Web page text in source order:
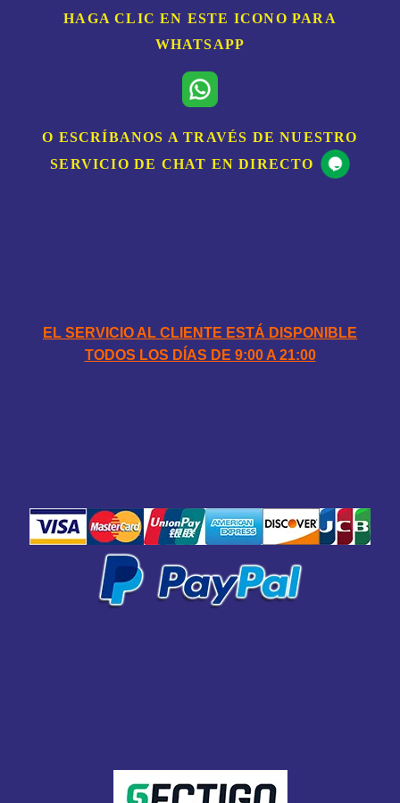
HAGA CLIC EN ESTE ICONO PARA
WHATSAPP
O ESCRÍBANOS A TRAVÉS DE NUESTRO
SERVICIO DE CHAT EN DIRECTO
EL SERVICIO AL CLIENTE ESTÁ DISPONIBLE
TODOS LOS DÍAS DE 9:00 A 21:00